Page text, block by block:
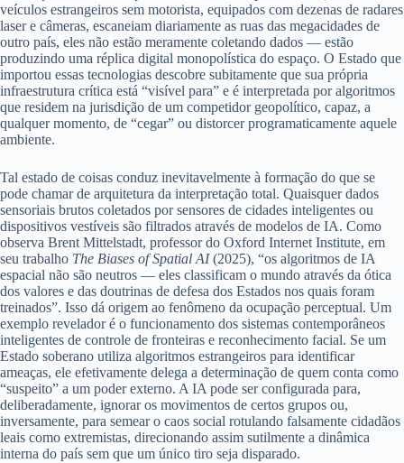
veículos estrangeiros sem motorista, equipados com dezenas de radares
laser e câmeras, escaneiam diariamente as ruas das megacidades de
outro país, eles não estão meramente coletando dados — estão
produzindo uma réplica digital monopolística do espaço. O Estado que
importou essas tecnologias descobre subitamente que sua própria
infraestrutura crítica está “visível para” e é interpretada por algoritmos
que residem na jurisdição de um competidor geopolítico, capaz, a
qualquer momento, de “cegar” ou distorcer programaticamente aquele
ambiente.
Tal estado de coisas conduz inevitavelmente à formação do que se
pode chamar de arquitetura da interpretação total. Quaisquer dados
sensoriais brutos coletados por sensores de cidades inteligentes ou
dispositivos vestíveis são filtrados através de modelos de IA. Como
observa Brent Mittelstadt, professor do Oxford Internet Institute, em
seu trabalho The Biases of Spatial AI(2025), “os algoritmos de IA
espacial não são neutros — eles classificam o mundo através da ótica
dos valores e das doutrinas de defesa dos Estados nos quais foram
treinados”. Isso dá origem ao fenômeno da ocupação perceptual. Um
exemplo revelador é o funcionamento dos sistemas contemporâneos
inteligentes de controle de fronteiras e reconhecimento facial. Se um
Estado soberano utiliza algoritmos estrangeiros para identificar
ameaças, ele efetivamente delega a determinação de quem conta como
“suspeito” a um poder externo. A IA pode ser configurada para,
deliberadamente, ignorar os movimentos de certos grupos ou,
inversamente, para semear o caos social rotulando falsamente cidadãos
leais como extremistas, direcionando assim sutilmente a dinâmica
interna do país sem que um único tiro seja disparado.